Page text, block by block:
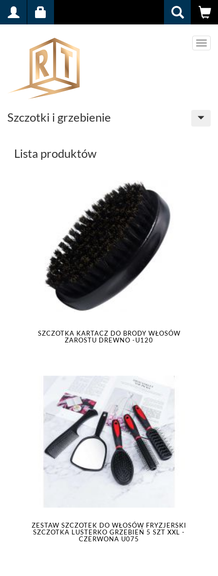
Menu
Szczotki i grzebienie
Lista produktów
SZCZOTKA KARTACZ DO BRODY WŁOSÓW
ZAROSTU DREWNO -U120
ZESTAW SZCZOTEK DO WŁOSÓW FRYZJERSKI
SZCZOTKA LUSTERKO GRZEBIEŃ 5 SZT XXL -
CZERWONA U075